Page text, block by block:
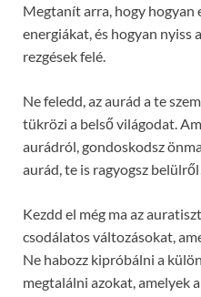
Megtanít arra, hogy hogyan
energiákat, és hogyan nyiss
rezgések felé.
Ne feledd, az aurád a te
tükrözi a belső világodat.
aurádról, gondoskodsz
aurád, te is ragyogsz
Kezdd el még ma az
csodálatos változásokat,
Ne habozz kipróbálni a
megtalálni azokat, amelyek